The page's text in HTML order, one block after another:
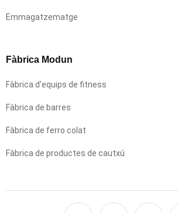
Emmagatzematge
Fàbrica Modun
Fàbrica d'equips de fitness
Fàbrica de barres
Fàbrica de ferro colat
Fàbrica de productes de cautxú